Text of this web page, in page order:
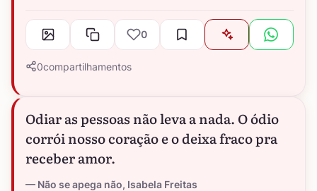
0
0compartilhamentos
Odiar as pessoas não leva a nada. O ódio
corrói nosso coração e o deixa fraco pra
receber amor.
Não se apega não, Isabela Freitas